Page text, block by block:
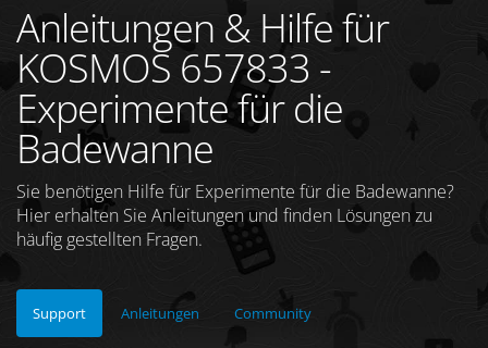
Anleitungen & Hilfe für
KOSMOS 657833 -
Experimente für die
Badewanne
Sie benötigen Hilfe für Experimente für die Badewanne?
Hier erhalten Sie Anleitungen und finden Lösungen zu
häufig gestellten Fragen.
Support Anleitungen Community